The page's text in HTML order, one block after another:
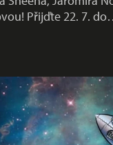
Přijďte 22. 7.